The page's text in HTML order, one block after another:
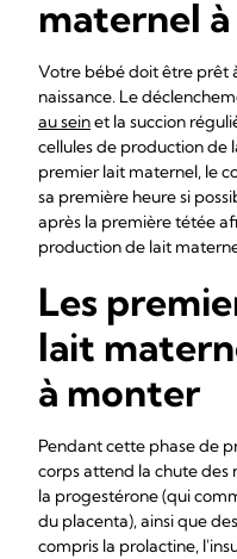
maternel à
Votre bébé doit être prêt
naissance. Le
au seinet la succion
cellules de production de
premier lait maternel, le
sa première heure si
après la première tétée
production de lait
Les
lait
à monter
Pendant cette phase de
corps attend la chute des
la progestérone (qui
du placenta), ainsi que
compris la prolactine,